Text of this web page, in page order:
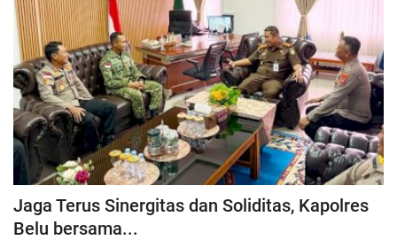
Jaga Terus Sinergitas dan Soliditas, Kapolres
Belu bersama...